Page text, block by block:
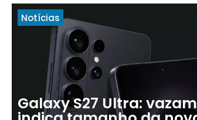
Notícias
Galaxy S27 Ultra: